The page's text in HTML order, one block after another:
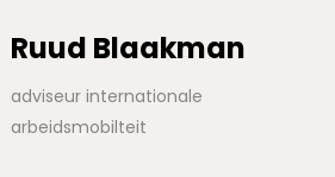
Ruud Blaakman
adviseur internationale
arbeidsmobilteit